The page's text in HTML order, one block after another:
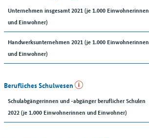
Unternehmen insgesamt 2021 (je 1.000 Einwohnerinnen
und Einwohner)
Handwerksunternehmen 2021 (je 1.000 Einwohnerinnen
und Einwohner)
Berufliches Schulwesen
Schulabgängerinnen und -abgänger beruflicher Schulen
2022 (je 1.000 Einwohnerinnen und Einwohner)